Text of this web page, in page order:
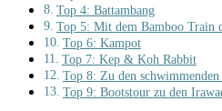
Top 4: Battambang
Top 5: Mit dem Bamboo Train
Top 6: Kampot
Top 7: Kep & Koh Rabbit
Top 8: Zu den
Top 9: Bootstour zu den